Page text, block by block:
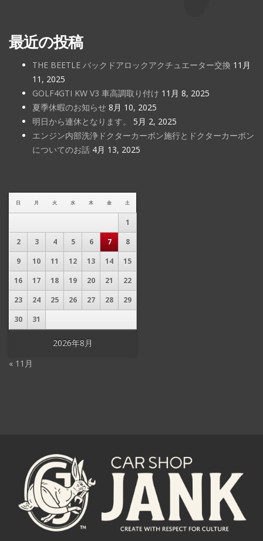
最近の投稿
THE BEETLE バックドアロックアクチュエーター交換 11月
11, 2025
GOLF4GTI KW V3 車高調取り付け 11月 8, 2025
夏季休暇のお知らせ 8月 10, 2025
明日から連休となります。
5月 2, 2025
エンジン内部洗浄ドクターカーボン施行とドクターカーボン
についてのお話 4月 13, 2025
2026年8月
日 月 火 水 木 金 土
1
2
3 4 5 6 7
8
9
10 11 12 13 14
15
16
17 18 19 20 21
22
23
24 25 26 27 28
29
30
31
« 11月